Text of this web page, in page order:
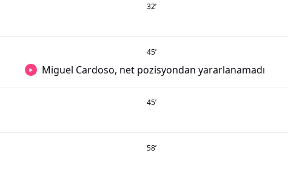
32’
45’
Miguel Cardoso, net pozisyondan yararlanamadı
45’
58’